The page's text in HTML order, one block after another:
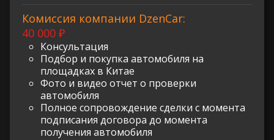
Комиссия компании DzenCar:
40 000 ₽
Консультация
Подбор и покупка автомобиля на
площадках в Китае
Фото и видео отчет о проверки
автомобиля
Полное сопровождение сделки с момента
подписания договора до момента
получения автомобиля